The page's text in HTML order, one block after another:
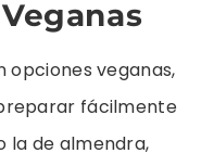
opciones veganas,
fácilmente
la de almendra,